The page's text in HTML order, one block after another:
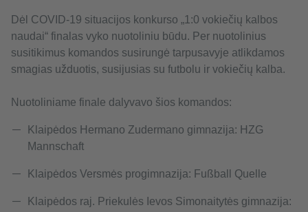
Dėl COVID-19 situacijos konkurso „1:0 vokiečių kalbos
naudai“ finalas vyko nuotoliniu būdu. Per nuotolinius
susitikimus komandos susirungė tarpusavyje atlikdamos
smagias užduotis, susijusias su futbolu ir vokiečių kalba.
Nuotoliniame finale dalyvavo šios komandos:
Klaipėdos Hermano Zudermano gimnazija: HZG
Mannschaft
Klaipėdos Versmės progimnazija: Fußball Quelle
Klaipėdos raj. Priekulės Ievos Simonaitytės gimnazija: